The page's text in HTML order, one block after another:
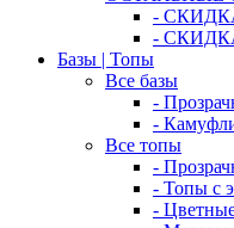
-
-
Базы | Топы
Все базы
-
-
Все топы
-
- Топы с
-